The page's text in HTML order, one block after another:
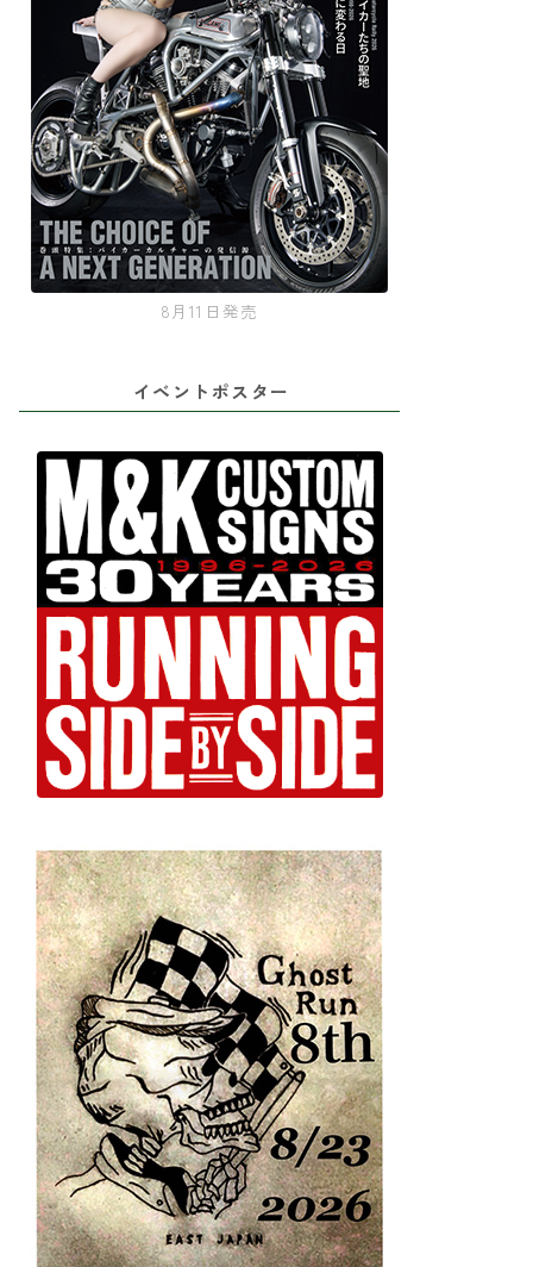
8月11日発売
イベントポスター